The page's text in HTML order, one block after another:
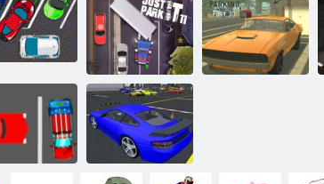
Novietot savu
auto
Vienkārši
novietojiet to 11